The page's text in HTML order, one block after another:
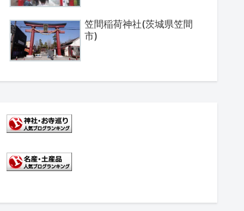
笠間稲荷神社(茨城県笠間
市)